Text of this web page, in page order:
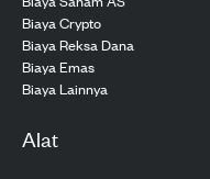
Biaya Crypto
Biaya Reksa Dana
Biaya Emas
Biaya Lainnya
Alat